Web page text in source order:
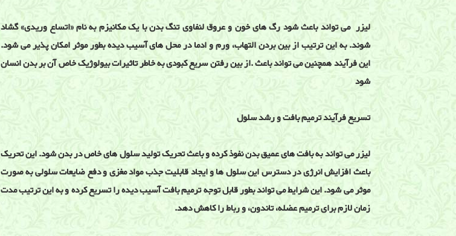
لیزر می تواند باعث شود رگ های خون و عروق لنفاوی تنگ بدن با یک مکانیزم به نام «اتساع وریدی» گشاد
شوند. به این ترتیب از بین بردن التهاب، ورم و ادما در محل های آسیب دیده بطور موثر امکان پذیر می شود.
این فرآیند همچنین می تواند باعث .از بین رفتن سریع کبودی به خاطر تاثیرات بیولوژیک خاص آن بر بدن انسان
شود
تسریع فرآیند ترمیم بافت و رشد سلول
لیزر می تواند به بافت های عمیق بدن نفوذ کرده و باعث تحریک تولید سلول های خاص در بدن شود. این تحریک
باعث افزایش انرژی در دسترس این سلول ها و ایجاد قابلیت جذب مواد مغزی و دفع ضایعات سلولی به صورت
موثر می شود. این شرایط می تواند بطور قابل توجه ترمیم بافت آسیب دیده را تسریع کرده و به این ترتیب مدت
زمان لازم برای ترمیم عضله، تاندون، و رباط را کاهش دهد.